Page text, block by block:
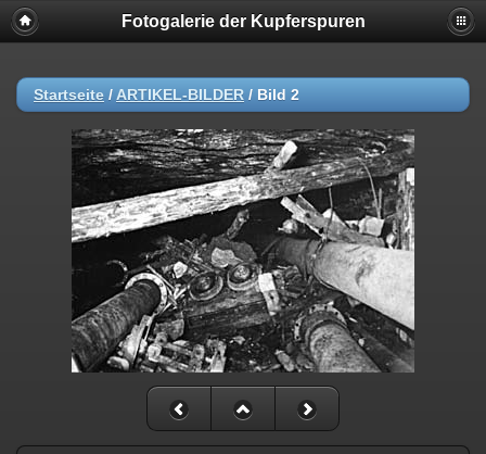
Fotogalerie der Kupferspuren
Startseite / ARTIKEL-BILDER / Bild 2